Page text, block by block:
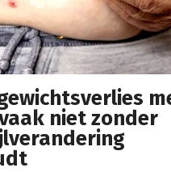
niet zonder